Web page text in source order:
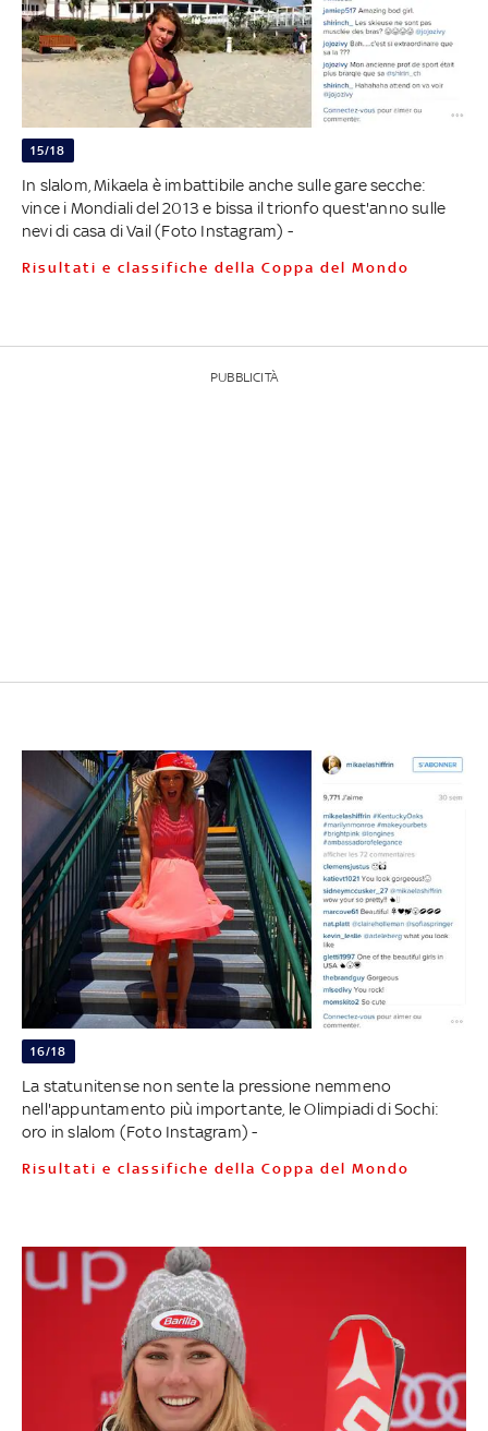
15/18
In slalom, Mikaela è imbattibile anche sulle gare secche:
vince i Mondiali del 2013 e bissa il trionfo quest'anno sulle
nevi di casa di Vail (Foto Instagram) -
Risultati e classifiche della Coppa del Mondo
PUBBLICITÀ
16/18
La statunitense non sente la pressione nemmeno
nell'appuntamento più importante, le Olimpiadi di Sochi:
oro in slalom (Foto Instagram) -
Risultati e classifiche della Coppa del Mondo